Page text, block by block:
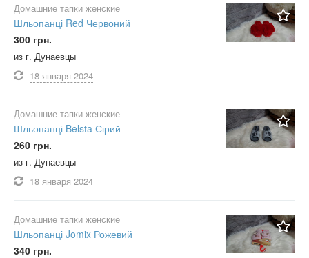
Домашние тапки женские
Шльопанці Red Червоний
300 грн.
из г. Дунаевцы
18 января 2024
Домашние тапки женские
Шльопанці Belsta Сірий
260 грн.
из г. Дунаевцы
18 января 2024
Домашние тапки женские
Шльопанці Jomix Рожевий
340 грн.